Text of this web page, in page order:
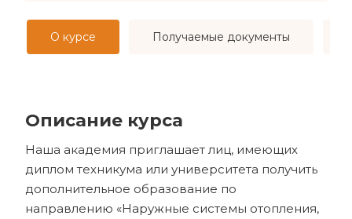
О курсе Получаемые документы
Описание курса
Наша академия приглашает лиц, имеющих
диплом техникума или университета получить
дополнительное образование по
направлению «Наружные системы отопления,